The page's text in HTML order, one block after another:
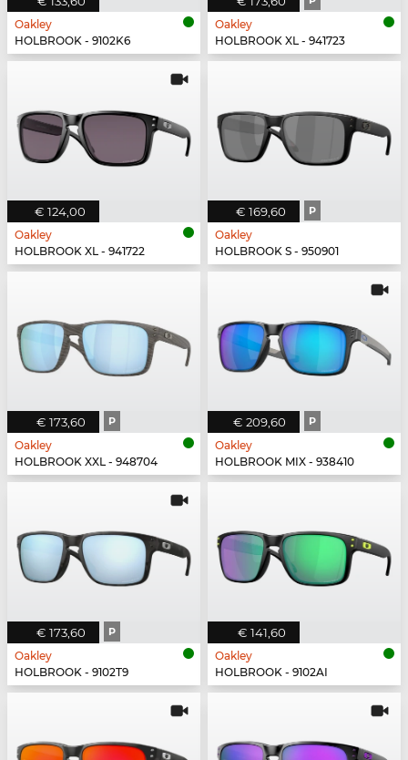
Oakley
HOLBROOK - 9102K6
Oakley
HOLBROOK XL - 941723
€ 124,00
Oakley
HOLBROOK XL - 941722
€ 169,60 P
Oakley
HOLBROOK S - 950901
€ 173,60 P
Oakley
HOLBROOK XXL - 948704
€ 209,60 P
Oakley
HOLBROOK MIX - 938410
€ 173,60 P
Oakley
HOLBROOK - 9102T9
€ 141,60
Oakley
HOLBROOK - 9102AI